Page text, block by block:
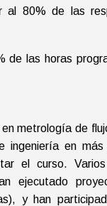
al 80% de las
de las horas
metrología de
ingeniería en
el curso.
ejecutado
y han